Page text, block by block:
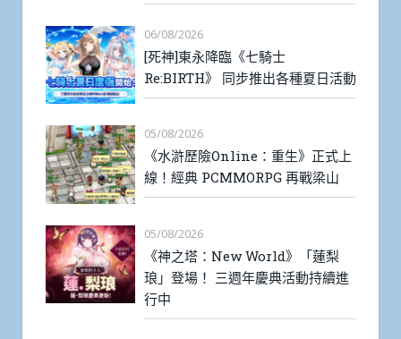
06/08/2026
[死神]東永降臨《七騎士
Re:BIRTH》 同步推出各種夏日活動
05/08/2026
《水滸歷險Online：重生》正式上
線！經典 PCMMORPG 再戰梁山
05/08/2026
《神之塔：New World》「蓮梨
琅」登場！ 三週年慶典活動持續進
行中